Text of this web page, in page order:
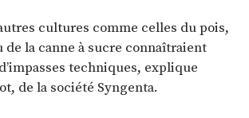
cultures comme celles du pois,
de la canne à sucre connaîtraient
techniques, explique
de la société Syngenta.